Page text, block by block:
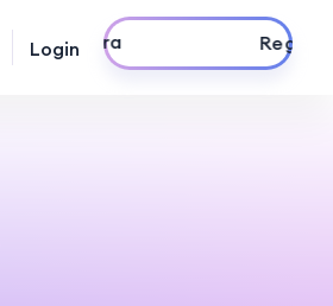
Login Registrati ora